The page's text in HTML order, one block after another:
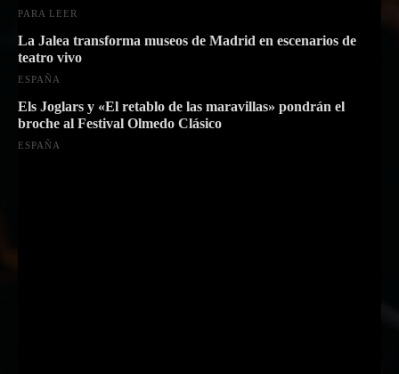
PARA LEER
La Jalea transforma museos de Madrid en escenarios de
teatro vivo
ESPAÑA
Els Joglars y «El retablo de las maravillas» pondrán el
broche al Festival Olmedo Clásico
ESPAÑA